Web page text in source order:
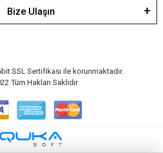
Bize Ulaşın
SSL Sertifikası ile korunmaktadır.
Tüm Hakları Saklıdır